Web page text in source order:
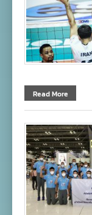
Read More